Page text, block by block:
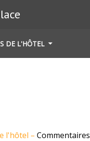
DE L'HÔTEL
l'hôtel – Commentaires